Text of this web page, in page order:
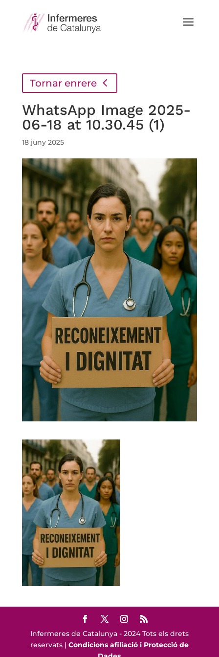
a
Tornar enrere
WhatsApp Image 2025-
06-18 at 10.30.45 (1)
18 juny 2025
Infermeres de Catalunya - 2024 Tots els drets
reservats | Condicions afiliació i Protecció de